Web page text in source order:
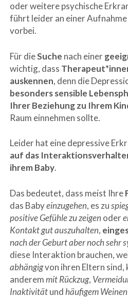
oder weitere psychische
führt leider an einer Aufnahme
vorbei.
Für dieSuche nach einer
wichtig, dass
auskennen, denn die
besonders sensible
Ihrer Beziehung zu Ihrem
Raum einnehmen sollte.
Leider hat eine depressive
auf das
ihrem Baby.
Das bedeutet, dass meist Ihre
das Babyeinzugehen, es zu
positive Gefühle zu zeigen oder
Kontakt gut auszuhalten,
nach der Geburt aber noch sehr
diese Interaktion brauchen,
abhängigvon ihren Eltern sind,
anderemmit Rückzug,
Inaktivitätundhäufigem Weinen